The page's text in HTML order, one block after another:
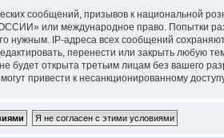
сообщений, призывов к национальной
или международное право. Попытки
IP-адреса всех сообщений
перенести или закрыть любую
будет открыта третьим лицам без
привести к несанкционированному доступу